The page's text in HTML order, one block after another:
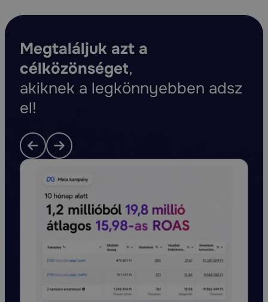
Megtaláljuk azt a
célközönséget,
akiknek a legkönnyebben adsz
el!